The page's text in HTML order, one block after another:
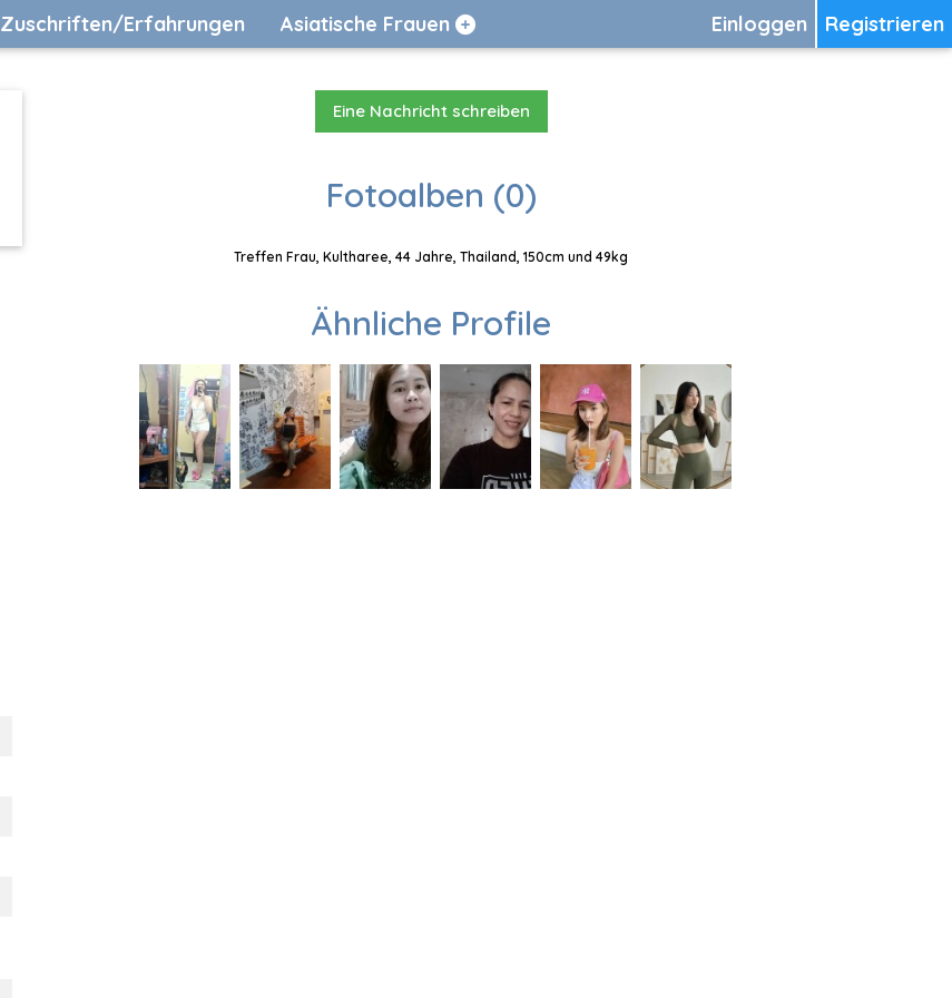
Registrieren
Einloggen
Zuschriften/Erfahrungen Asiatische Frauen
Eine Nachricht schreiben
Fotoalben (0)
Treffen Frau, Kultharee, 44 Jahre, Thailand, 150cm und 49kg
Ähnliche Profile